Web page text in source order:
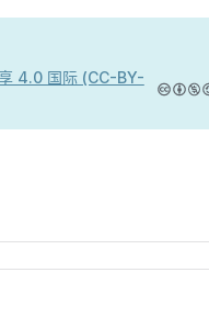
4.0 国际 (CC-BY-